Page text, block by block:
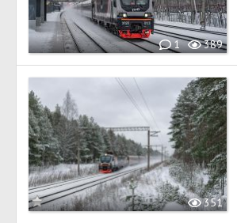
1 389
351